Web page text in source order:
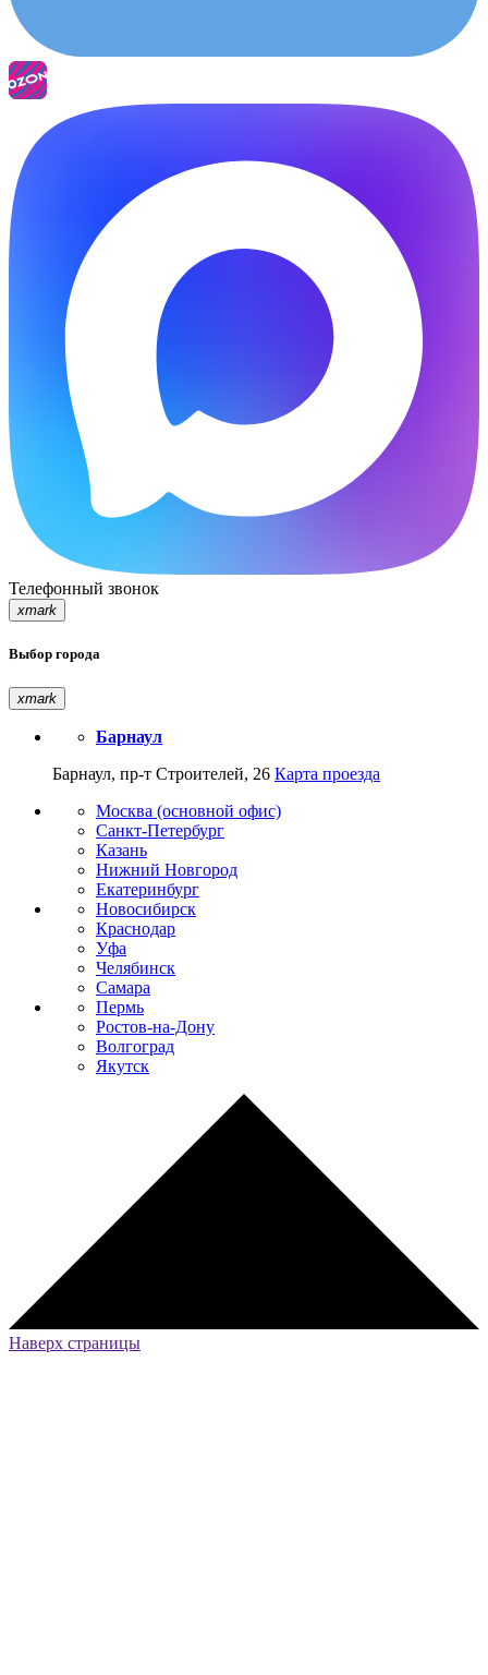
Телефонный звонок
xmark
Выбор города
xmark
Барнаул
Барнаул, пр-т Строителей, 26 Карта проезда
Москва (основной офис)
Санкт-Петербург
Казань
Нижний Новгород
Екатеринбург
Новосибирск
Краснодар
Уфа
Челябинск
Самара
Пермь
Ростов-на-Дону
Волгоград
Якутск
Наверх страницы